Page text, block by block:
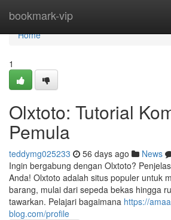
bookmark-vip
Home
Home
1
Olxtoto: Tutorial
Pemula
teddymg025233 56 days ago News
Ingin bergabung dengan Olxtoto?
Anda! Olxtoto adalah situs populer untuk
barang, mulai dari sepeda bekas hingga
tawarkan. Pelajari bagaimana https://
blog.com/profile